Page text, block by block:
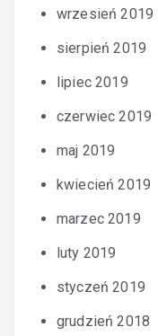
wrzesień 2019
sierpień 2019
lipiec 2019
czerwiec 2019
maj 2019
kwiecień 2019
marzec 2019
luty 2019
styczeń 2019
grudzień 2018